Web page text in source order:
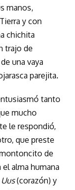
manos,
y con
chichita
trajo de
una vaya
parejita.
tanto
mucho
le respondió,
que preste
de
alma humana
Uus(corazón) y